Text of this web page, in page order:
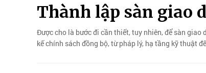
Thành lập sàn giao
Được cho là bước đi cần thiết, tuy nhiên, để sàn
kế chính sách đồng bộ, từ pháp lý, hạ tầng kỹ thuật